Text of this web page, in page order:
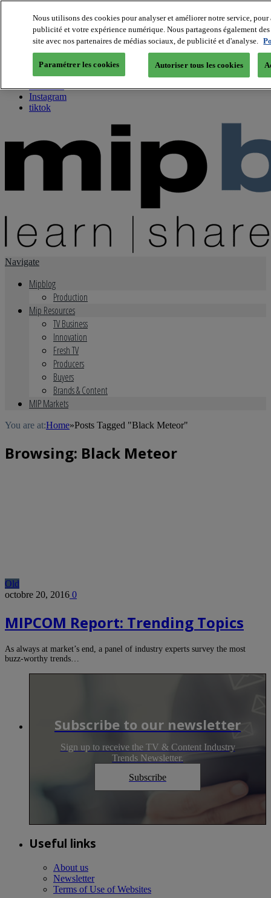
About us
Twitter
Facebook
Youtube
Instagram
tiktok
Navigate
Mipblog
Production
Mip Resources
TV Business
Innovation
Fresh TV
Producers
Buyers
Brands & Content
MIP Markets
You are at:Home»Posts Tagged "Black Meteor"
Browsing: Black Meteor
Old
octobre 20, 2016 0
MIPCOM Report: Trending Topics
As always at market’s end, a panel of industry experts survey the most
buzz-worthy trends…
Subscribe to our newsletter
Sign up to receive the TV & Content Industry
Trends Newsletter.
Subscribe
Useful links
About us
Newsletter
Terms of Use of Websites
Nous utilisons des cookies pour analyser et améliorer notre service,
publicité et votre expérience numérique. Nous partageons également
site avec nos partenaires de médias sociaux, de publicité et d'analyse.
Paramétrer les cookies Autoriser tous les cookies